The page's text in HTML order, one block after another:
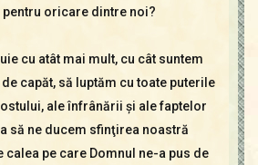
oricare dintre noi?
cu atât mai mult, cu cât suntem
capăt, să luptăm cu toate puterile
ale înfrânării şi ale faptelor
să ne ducem sfinţirea noastră
calea pe care Domnul ne-a pus de